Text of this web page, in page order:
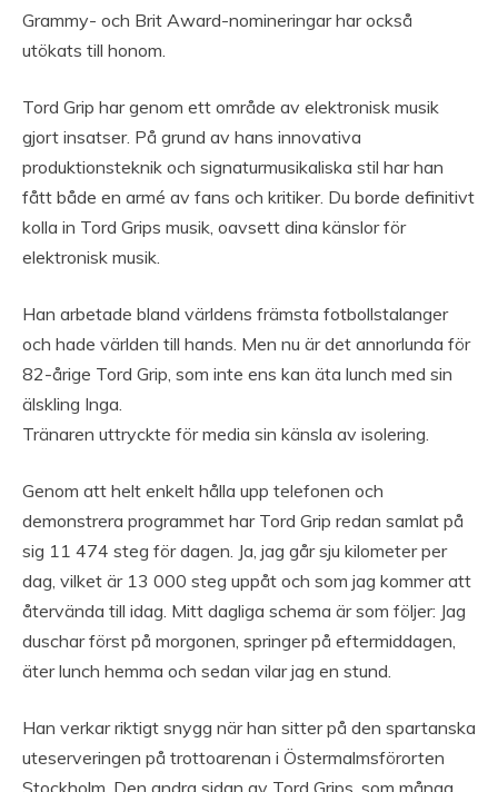
Grammy- och Brit Award-nomineringar har också
utökats till honom.
Tord Grip har genom ett område av elektronisk musik
gjort insatser. På grund av hans innovativa
produktionsteknik och signaturmusikaliska stil har han
fått både en armé av fans och kritiker. Du borde definitivt
kolla in Tord Grips musik, oavsett dina känslor för
elektronisk musik.
Han arbetade bland världens främsta fotbollstalanger
och hade världen till hands. Men nu är det annorlunda för
82-årige Tord Grip, som inte ens kan äta lunch med sin
älskling Inga.
Tränaren uttryckte för media sin känsla av isolering.
Genom att helt enkelt hålla upp telefonen och
demonstrera programmet har Tord Grip redan samlat på
sig 11 474 steg för dagen. Ja, jag går sju kilometer per
dag, vilket är 13 000 steg uppåt och som jag kommer att
återvända till idag. Mitt dagliga schema är som följer: Jag
duschar först på morgonen, springer på eftermiddagen,
äter lunch hemma och sedan vilar jag en stund.
Han verkar riktigt snygg när han sitter på den spartanska
uteserveringen på trottoarenan i Östermalmsförorten